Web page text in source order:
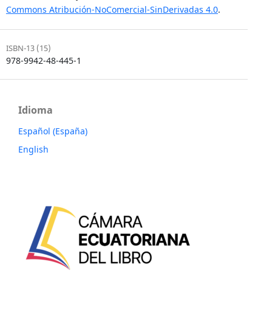
Commons Atribución-NoComercial-SinDerivadas 4.0.
ISBN-13 (15)
978-9942-48-445-1
Idioma
Español (España)
English